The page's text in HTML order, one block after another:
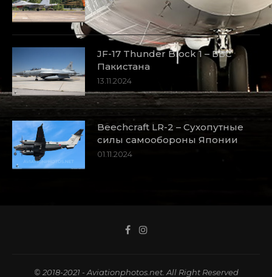
JF-17 Thunder Block 1 – ВВС
Пакистана
13.11.2024
Beechcraft LR-2 – Сухопутные
силы самообороны Японии
01.11.2024
© 2018-2021 - Aviationphotos.net. All Right Reserved